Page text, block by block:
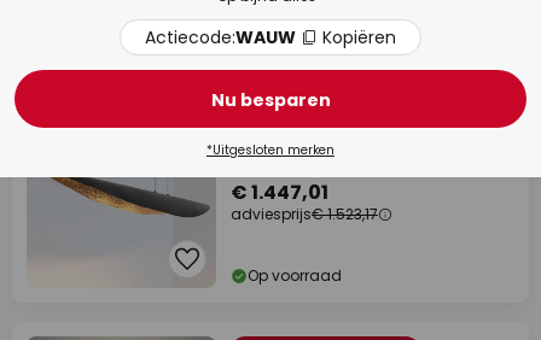
Op voorraad
adviesprijs -€ 76,16
Chiasso LED hanglamp,
€ 1.447,01
adviesprijs€ 1.523,17
Op voorraad
Actiecode:WAUW Kopiëren
Nu besparen
*Uitgesloten merken